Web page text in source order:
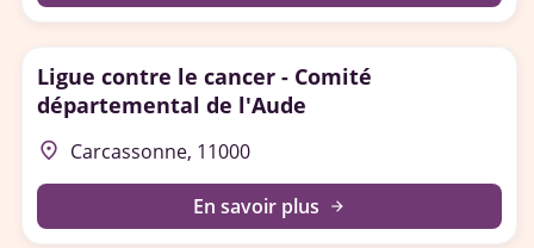
Ligue contre le cancer - Comité
départemental de l'Aude
place Carcassonne, 11000
En savoir plus arrow_forward